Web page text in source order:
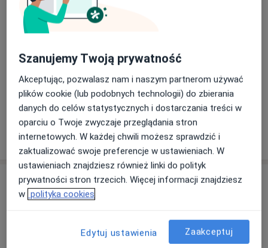
Konsultacja ortopedyczna dzieci
Chirurgia urazowa
Szczegóły
W jaki sposób ustalane są ceny?
Adresy (4)
Szanujemy Twoją prywatność
Akceptując, pozwalasz nam i naszym partnerom używać
plików cookie (lub podobnych technologii) do zbierania
danych do celów statystycznych i dostarczania treści w
oparciu o Twoje zwyczaje przeglądania stron
internetowych. W każdej chwili możesz sprawdzić i
zaktualizować swoje preferencje w ustawieniach. W
ustawieniach znajdziesz również linki do polityk
prywatności stron trzecich. Więcej informacji znajdziesz
w polityka cookies
Edytuj ustawienia Zaakceptuj